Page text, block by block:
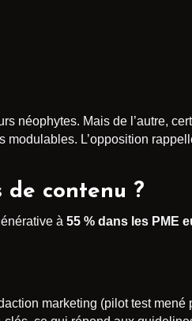
néophytes. Mais de l’autre,
L’opposition
contenu ?
à 55 % dans les PME
marketing (pilot test mené